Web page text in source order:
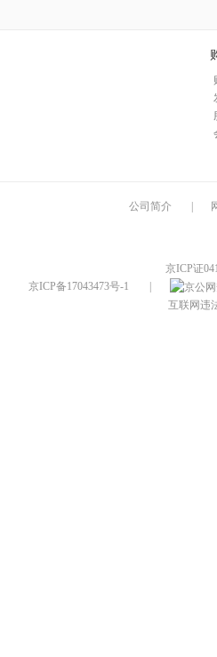
公司简介
京ICP证
京ICP备17043473号-1
互联网违